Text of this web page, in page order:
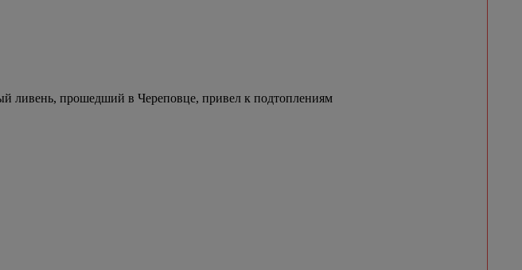
ливень, прошедший в Череповце, привел к подтоплениям